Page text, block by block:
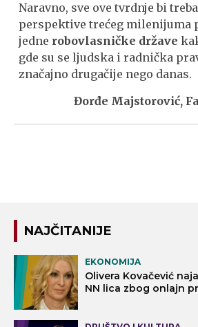
Naravno, sve ove tvrdnje bi
perspektive trećeg milenijuma
jedne robovlasničke države
gde su se ljudska i radnička
značajno drugačije nego danas.
Đorđe Majstorović,
NAJČITANIJE
EKONOMIJA
Olivera Kovačević
NN lica zbog onlajn